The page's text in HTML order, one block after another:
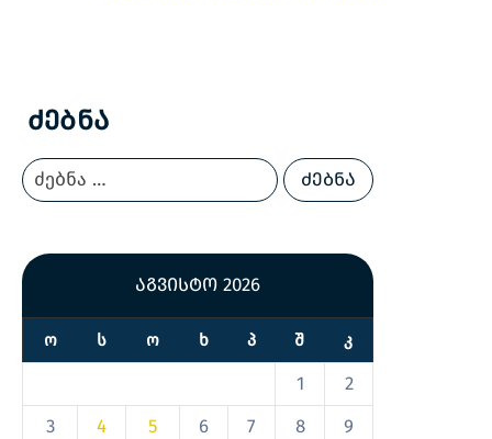
Ძებნა
აგვისტო 2026
Ო Ს Ო Ხ Პ Შ Კ
1
2
3
4 5 6 7 8
9